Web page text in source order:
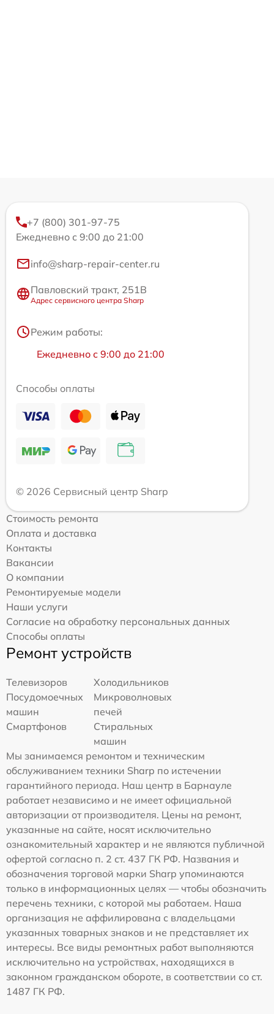
+7 (800) 301-97-75
Ежедневно с 9:00 до 21:00
info@sharp-repair-center.ru
Павловский тракт, 251В
Адрес сервисного центра Sharp
Режим работы:
Ежедневно с 9:00 до 21:00
Способы оплаты
© 2026 Сервисный центр Sharp
Стоимость ремонта
Оплата и доставка
Контакты
Вакансии
О компании
Ремонтируемые модели
Наши услуги
Согласие на обработку персональных данных
Способы оплаты
Ремонт устройств
Телевизоров
Холодильников
Посудомоечных
машин
Микроволновых
печей
Смартфонов
Стиральных
машин
Мы занимаемся ремонтом и техническим
обслуживанием техники Sharp по истечении
гарантийного периода. Наш центр в Барнауле
работает независимо и не имеет официальной
авторизации от производителя. Цены на ремонт,
указанные на сайте, носят исключительно
ознакомительный характер и не являются публичной
офертой согласно п. 2 ст. 437 ГК РФ. Названия и
обозначения торговой марки Sharp упоминаются
только в информационных целях — чтобы обозначить
перечень техники, с которой мы работаем. Наша
организация не аффилирована с владельцами
указанных товарных знаков и не представляет их
интересы. Все виды ремонтных работ выполняются
исключительно на устройствах, находящихся в
законном гражданском обороте, в соответствии со ст.
1487 ГК РФ.